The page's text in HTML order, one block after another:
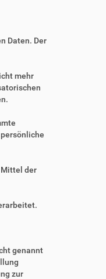
Daten. Der
mehr
Mittel der
genannt
zur